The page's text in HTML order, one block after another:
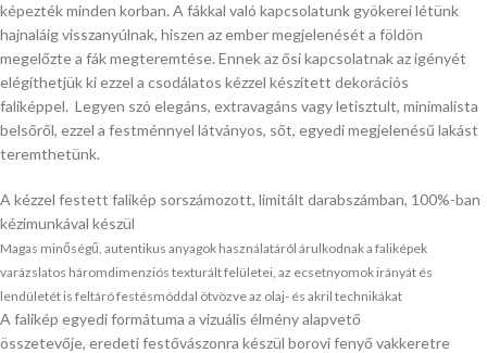
képezték minden korban. A fákkal való kapcsolatunk gyökerei létünk
hajnaláig visszanyúlnak, hiszen az ember megjelenését a földön
megelőzte a fák megteremtése. Ennek az ősi kapcsolatnak az igényét
elégíthetjük ki ezzel a csodálatos kézzel készített dekorációs
faliképpel. Legyen szó elegáns, extravagáns vagy letisztult, minimalista
belsőről, ezzel a festménnyel látványos, sőt, egyedi megjelenésű lakást
teremthetünk.
A kézzel festett falikép sorszámozott, limitált darabszámban, 100%-ban
kézimunkával készül
Magas minőségű, autentikus anyagok használatáról árulkodnak a faliképek
varázslatos háromdimenziós texturált felületei, az ecsetnyomok irányát és
lendületét is feltáró festésmóddal ötvözve az olaj- és akril technikákat
A falikép egyedi formátuma a vizuális élmény alapvető
összetevője, eredeti festővászonra készül borovi fenyő vakkeretre